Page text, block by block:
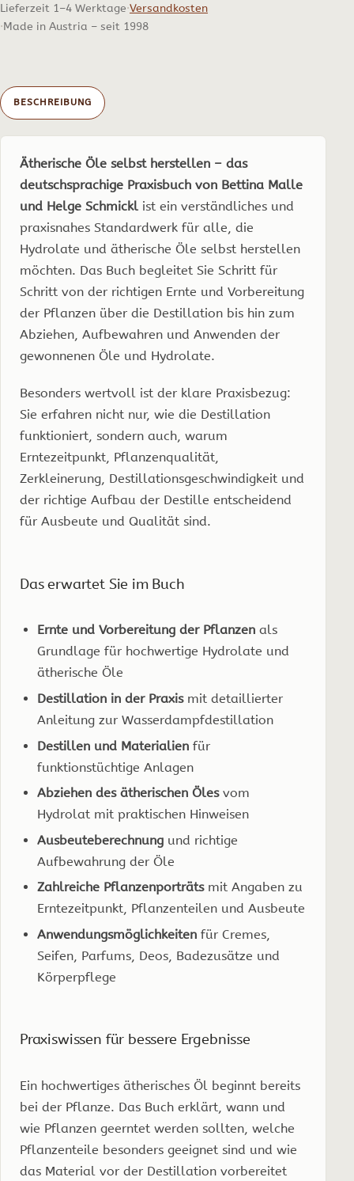
in
Auflage
2022,
Menge
Lieferzeit 1–4 Werktage Versandkosten
Made in Austria – seit 1998
BESCHREIBUNG
Ätherische Öle selbst herstellen – das
deutschsprachige Praxisbuch von Bettina Malle
und Helge Schmickl ist ein verständliches und
praxisnahes Standardwerk für alle, die
Hydrolate und ätherische Öle selbst herstellen
möchten. Das Buch begleitet Sie Schritt für
Schritt von der richtigen Ernte und Vorbereitung
der Pflanzen über die Destillation bis hin zum
Abziehen, Aufbewahren und Anwenden der
gewonnenen Öle und Hydrolate.
Besonders wertvoll ist der klare Praxisbezug:
Sie erfahren nicht nur, wie die Destillation
funktioniert, sondern auch, warum
Erntezeitpunkt, Pflanzenqualität,
Zerkleinerung, Destillationsgeschwindigkeit und
der richtige Aufbau der Destille entscheidend
für Ausbeute und Qualität sind.
Das erwartet Sie im Buch
Ernte und Vorbereitung der Pflanzen als
Grundlage für hochwertige Hydrolate und
ätherische Öle
Destillation in der Praxismit detaillierter
Anleitung zur Wasserdampfdestillation
Destillen und Materialien für
funktionstüchtige Anlagen
Abziehen des ätherischen Ölesvom
Hydrolat mit praktischen Hinweisen
Ausbeuteberechnung und richtige
Aufbewahrung der Öle
Zahlreiche Pflanzenporträtsmit Angaben zu
Erntezeitpunkt, Pflanzenteilen und Ausbeute
Anwendungsmöglichkeiten für Cremes,
Seifen, Parfums, Deos, Badezusätze und
Körperpflege
Praxiswissen für bessere Ergebnisse
Ein hochwertiges ätherisches Öl beginnt bereits
bei der Pflanze. Das Buch erklärt, wann und
wie Pflanzen geerntet werden sollten, welche
Pflanzenteile besonders geeignet sind und wie
das Material vor der Destillation vorbereitet